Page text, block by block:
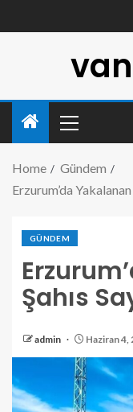
Home
Gündem
Erzurum’da Yakalanan
GÜNDEM
Şahıs
admin Haziran 4,